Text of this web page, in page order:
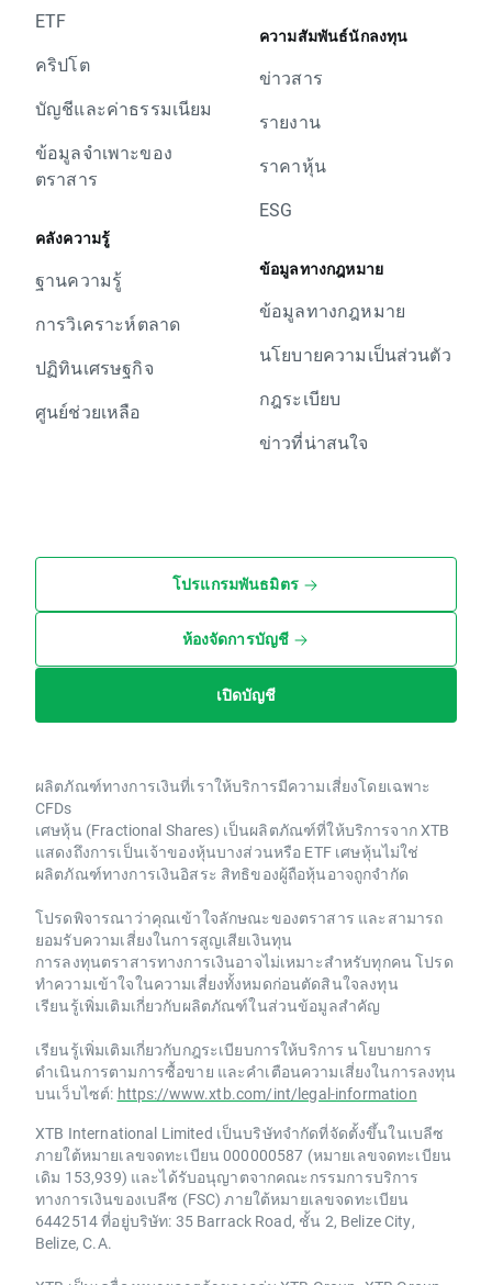
ETF
คริปโต
บัญชีและค่าธรรมเนียม
ข้อมูลจำเพาะของ
ตราสาร
คลังความรู้
ฐานความรู้
การวิเคราะห์ตลาด
ปฏิทินเศรษฐกิจ
ศูนย์ช่วยเหลือ
ความสัมพันธ์นักลงทุน
ข่าวสาร
รายงาน
ราคาหุ้น
ESG
ข้อมูลทางกฎหมาย
ข้อมูลทางกฎหมาย
นโยบายความเป็นส่วนตัว
กฎระเบียบ
ข่าวที่น่าสนใจ
โปรแกรมพันธมิตร
ห้องจัดการบัญชี
เปิดบัญชี
ผลิตภัณฑ์ทางการเงินที่เราให้บริการมีความเสี่ยงโดยเฉพาะ
CFDs
เศษหุ้น (Fractional Shares) เป็นผลิตภัณฑ์ที่ให้บริการจาก XTB
แสดงถึงการเป็นเจ้าของหุ้นบางส่วนหรือ ETF เศษหุ้นไม่ใช่
ผลิตภัณฑ์ทางการเงินอิสระ สิทธิของผู้ถือหุ้นอาจถูกจำกัด
โปรดพิจารณาว่าคุณเข้าใจลักษณะของตราสาร และสามารถ
ยอมรับความเสี่ยงในการสูญเสียเงินทุน
การลงทุนตราสารทางการเงินอาจไม่เหมาะสำหรับทุกคน โปรด
ทำความเข้าใจในความเสี่ยงทั้งหมดก่อนตัดสินใจลงทุน
เรียนรู้เพิ่มเติมเกี่ยวกับผลิตภัณฑ์ในส่วนข้อมูลสำคัญ
เรียนรู้เพิ่มเติมเกี่ยวกับกฎระเบียบการให้บริการ นโยบายการ
ดำเนินการตามการซื้อขาย และคำเตือนความเสี่ยงในการลงทุน
บนเว็บไซต์: https://www.xtb.com/int/legal-information
XTB International Limited เป็นบริษัทจำกัดที่จัดตั้งขึ้นในเบลีซ
ภายใต้หมายเลขจดทะเบียน 000000587 (หมายเลขจดทะเบียน
เดิม 153,939) และได้รับอนุญาตจากคณะกรรมการบริการ
ทางการเงินของเบลีซ (FSC) ภายใต้หมายเลขจดทะเบียน
6442514 ที่อยู่บริษัท: 35 Barrack Road, ชั้น 2, Belize City,
Belize, C.A.